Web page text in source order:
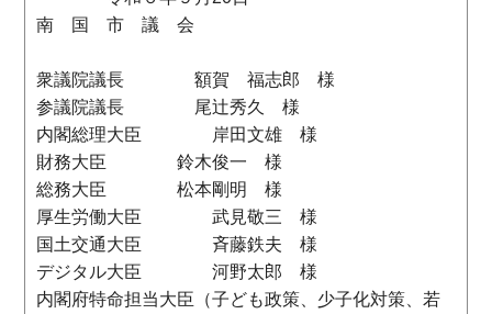
南 国 市 議 会
衆議院議長 額賀 福志郎 様
参議院議長 尾辻秀久 様
内閣総理大臣 岸田文雄 様
財務大臣 鈴木俊一 様
総務大臣 松本剛明 様
厚生労働大臣 武見敬三 様
国土交通大臣 斉藤鉄夫 様
デジタル大臣 河野太郎 様
内閣府特命担当大臣（子ども政策、少子化対策、若